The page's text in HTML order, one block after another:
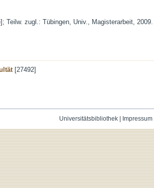
Teilw. zugl.: Tübingen, Univ., Magisterarbeit, 2009.
[27492]
Universitätsbibliothek| Impressum|